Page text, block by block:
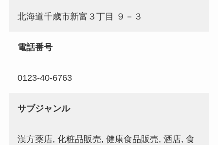
北海道千歳市新富３丁目 ９－３
電話番号
0123-40-6763
サブジャンル
漢方薬店, 化粧品販売, 健康食品販売, 酒店, 食